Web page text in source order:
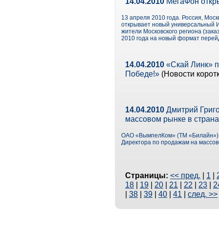
13 апреля 2010 года. Россия,
открывает новый универсальный
жители Московского региона
2010 года на новый формат
14.04.2010 «Скай Линк»
Победе!» (Новости
14.04.2010 Дмитрий
массовом рынке в
ОАО «ВымпелКом» (ТМ «Билайн»)
Директора по продажам на
Страницы: << пред. | 1 |
18 | 19 | 20 | 21 | 22 | 23 |
| 38 | 39 | 40 | 41 | след. >>